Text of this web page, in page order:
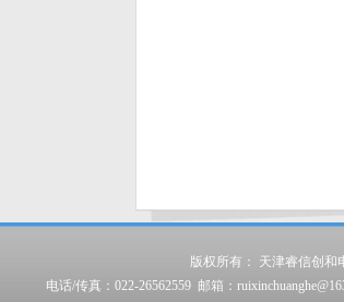
版权所有： 天津睿信创和
电话/传真：022-26562559 邮箱：